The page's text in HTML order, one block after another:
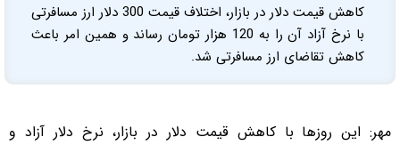
کاهش قیمت دلار در بازار، اختلاف قیمت 300 دلار ارز مسافرتی
با نرخ آزاد آن را به 120 هزار تومان رساند و همین امر باعث
کاهش تقاضای ارز مسافرتی شد.
مهر: این روزها با کاهش قیمت دلار در بازار، نرخ دلار آزاد و